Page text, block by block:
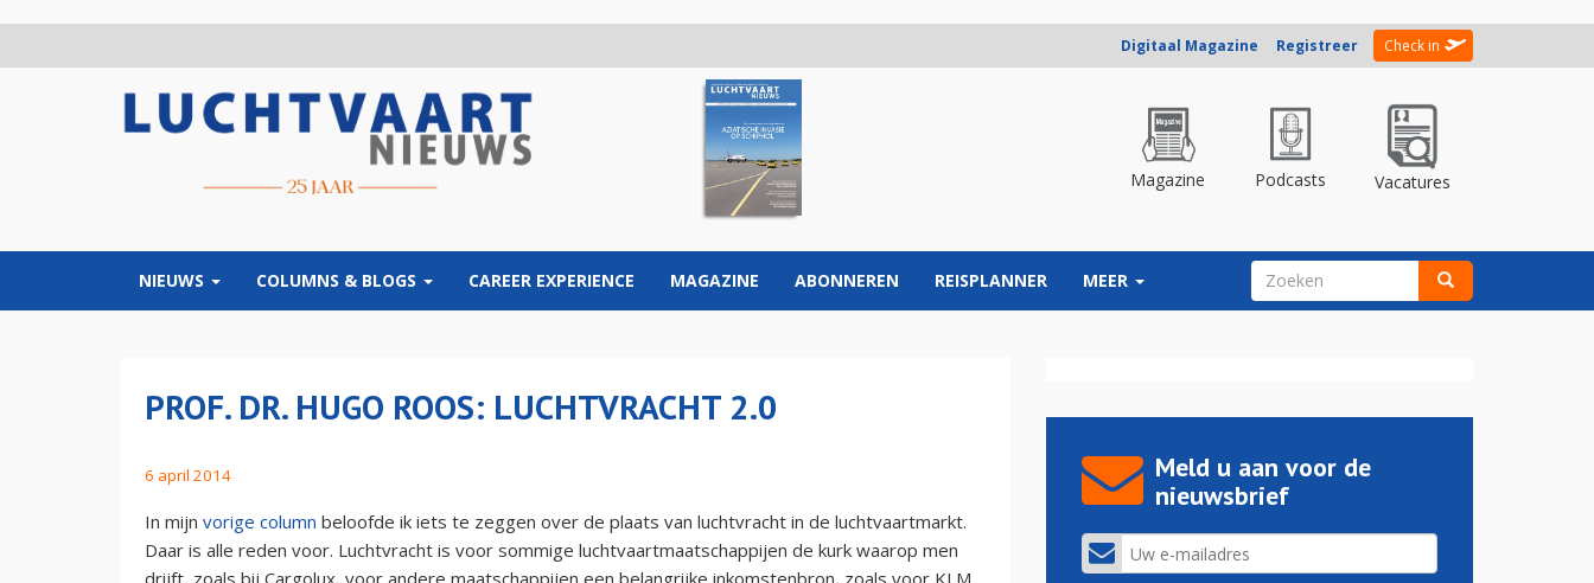
Digitaal Magazine Registreer Check in
Magazine Podcasts Vacatures
NIEUWS COLUMNS & BLOGS CAREER EXPERIENCE MAGAZINE ABONNEREN REISPLANNER MEER ZOEKVELD
PROF. DR. HUGO ROOS: LUCHTVRACHT 2.0
6 april 2014
In mijn vorige column beloofde ik iets te zeggen over de plaats van luchtvracht in de luchtvaartmarkt.
Daar is alle reden voor. Luchtvracht is voor sommige luchtvaartmaatschappijen de kurk waarop men
drijft, zoals bij Cargolux, voor andere maatschappijen een belangrijke inkomstenbron, zoals voor KLM
Meld u aan voor de
nieuwsbrief